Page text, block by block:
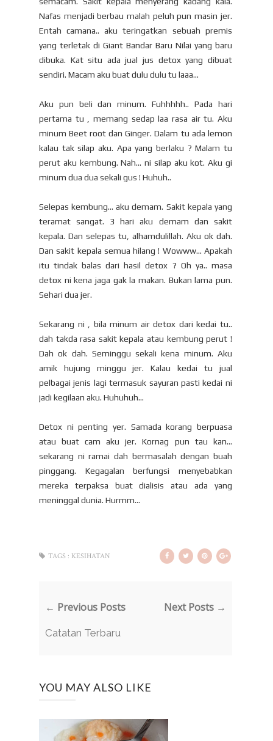
Nafas menjadi berbau malah peluh pun masin jer.
Entah camana.. aku teringatkan sebuah premis
yang terletak di Giant Bandar Baru Nilai yang baru
dibuka. Kat situ ada jual jus detox yang dibuat
sendiri. Macam aku buat dulu dulu tu laaa...
Aku pun beli dan minum. Fuhhhhh.. Pada hari
pertama tu , memang sedap laa rasa air tu. Aku
minum Beet root dan Ginger. Dalam tu ada lemon
kalau tak silap aku. Apa yang berlaku ? Malam tu
perut aku kembung. Nah... ni silap aku kot. Aku gi
minum dua dua sekali gus ! Huhuh..
Selepas kembung... aku demam. Sakit kepala yang
teramat sangat. 3 hari aku demam dan sakit
kepala. Dan selepas tu, alhamdulillah. Aku ok dah.
Dan sakit kepala semua hilang ! Wowww... Apakah
itu tindak balas dari hasil detox ? Oh ya.. masa
detox ni kena jaga gak la makan. Bukan lama pun.
Sehari dua jer.
Sekarang ni , bila minum air detox dari kedai tu..
dah takda rasa sakit kepala atau kembung perut !
Dah ok dah. Seminggu sekali kena minum. Aku
amik hujung minggu jer. Kalau kedai tu jual
pelbagai jenis lagi termasuk sayuran pasti kedai ni
jadi kegilaan aku. Huhuhuh...
Detox ni penting yer. Samada korang berpuasa
atau buat cam aku jer. Kornag pun tau kan...
sekarang ni ramai dah bermasalah dengan buah
pinggang. Kegagalan berfungsi menyebabkan
mereka terpaksa buat dialisis atau ada yang
meninggal dunia. Hurmm...
TAGS : KESIHATAN
← Previous Posts
Catatan Terbaru
Next Posts →
YOU MAY ALSO LIKE